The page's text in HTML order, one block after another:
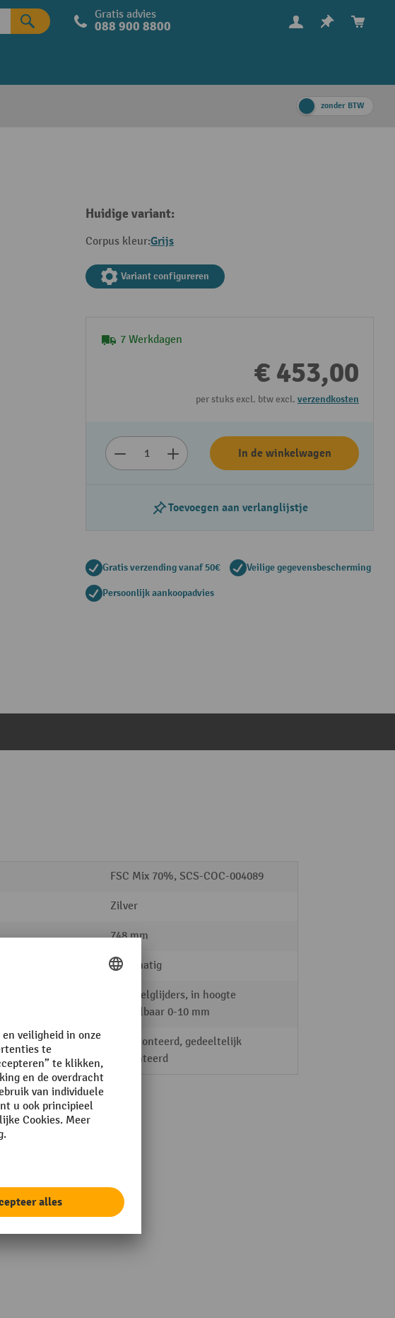
Gratis advies
088 900 8800
zonder BTW
Huidige variant:
Corpus kleur:Grijs
Variant configureren
7 Werkdagen
€ 453,00
per stuks excl. btw excl. verzendkosten
In de winkelwagen
Toevoegen aan verlanglijstje
Gratis verzending vanaf 50€ Veilige gegevensbescherming
Persoonlijk aankoopadvies
FSC Mix 70%, SCS-COC-004089
Zilver
748 mm
handmatig
5 sokkelglijders, in hoogte
verstelbaar 0-10 mm
gedemonteerd, gedeeltelijk
gemonteerd